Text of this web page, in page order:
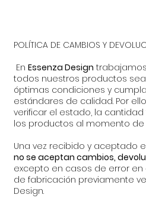
POLÍTICA DE CAMBIOS Y
EnEssenza Design
todos nuestros productos
óptimas condiciones y
estándares de calidad. Por
verificar el estado, la
los productos al momento de
Una vez recibido y aceptado
no se aceptan cambios,
excepto en casos de error
de fabricación previamente
Design.